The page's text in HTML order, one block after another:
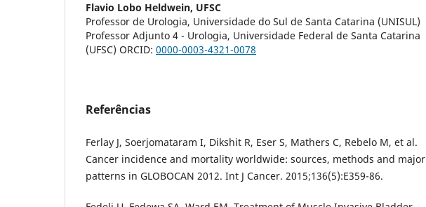
Flavio Lobo Heldwein, UFSC
Professor de Urologia, Universidade do Sul de Santa Catarina (UNISUL)
Professor Adjunto 4 - Urologia, Universidade Federal de Santa Catarina
(UFSC) ORCID: 0000-0003-4321-0078
Referências
Ferlay J, Soerjomataram I, Dikshit R, Eser S, Mathers C, Rebelo M, et al.
Cancer incidence and mortality worldwide: sources, methods and major
patterns in GLOBOCAN 2012. Int J Cancer. 2015;136(5):E359-86.